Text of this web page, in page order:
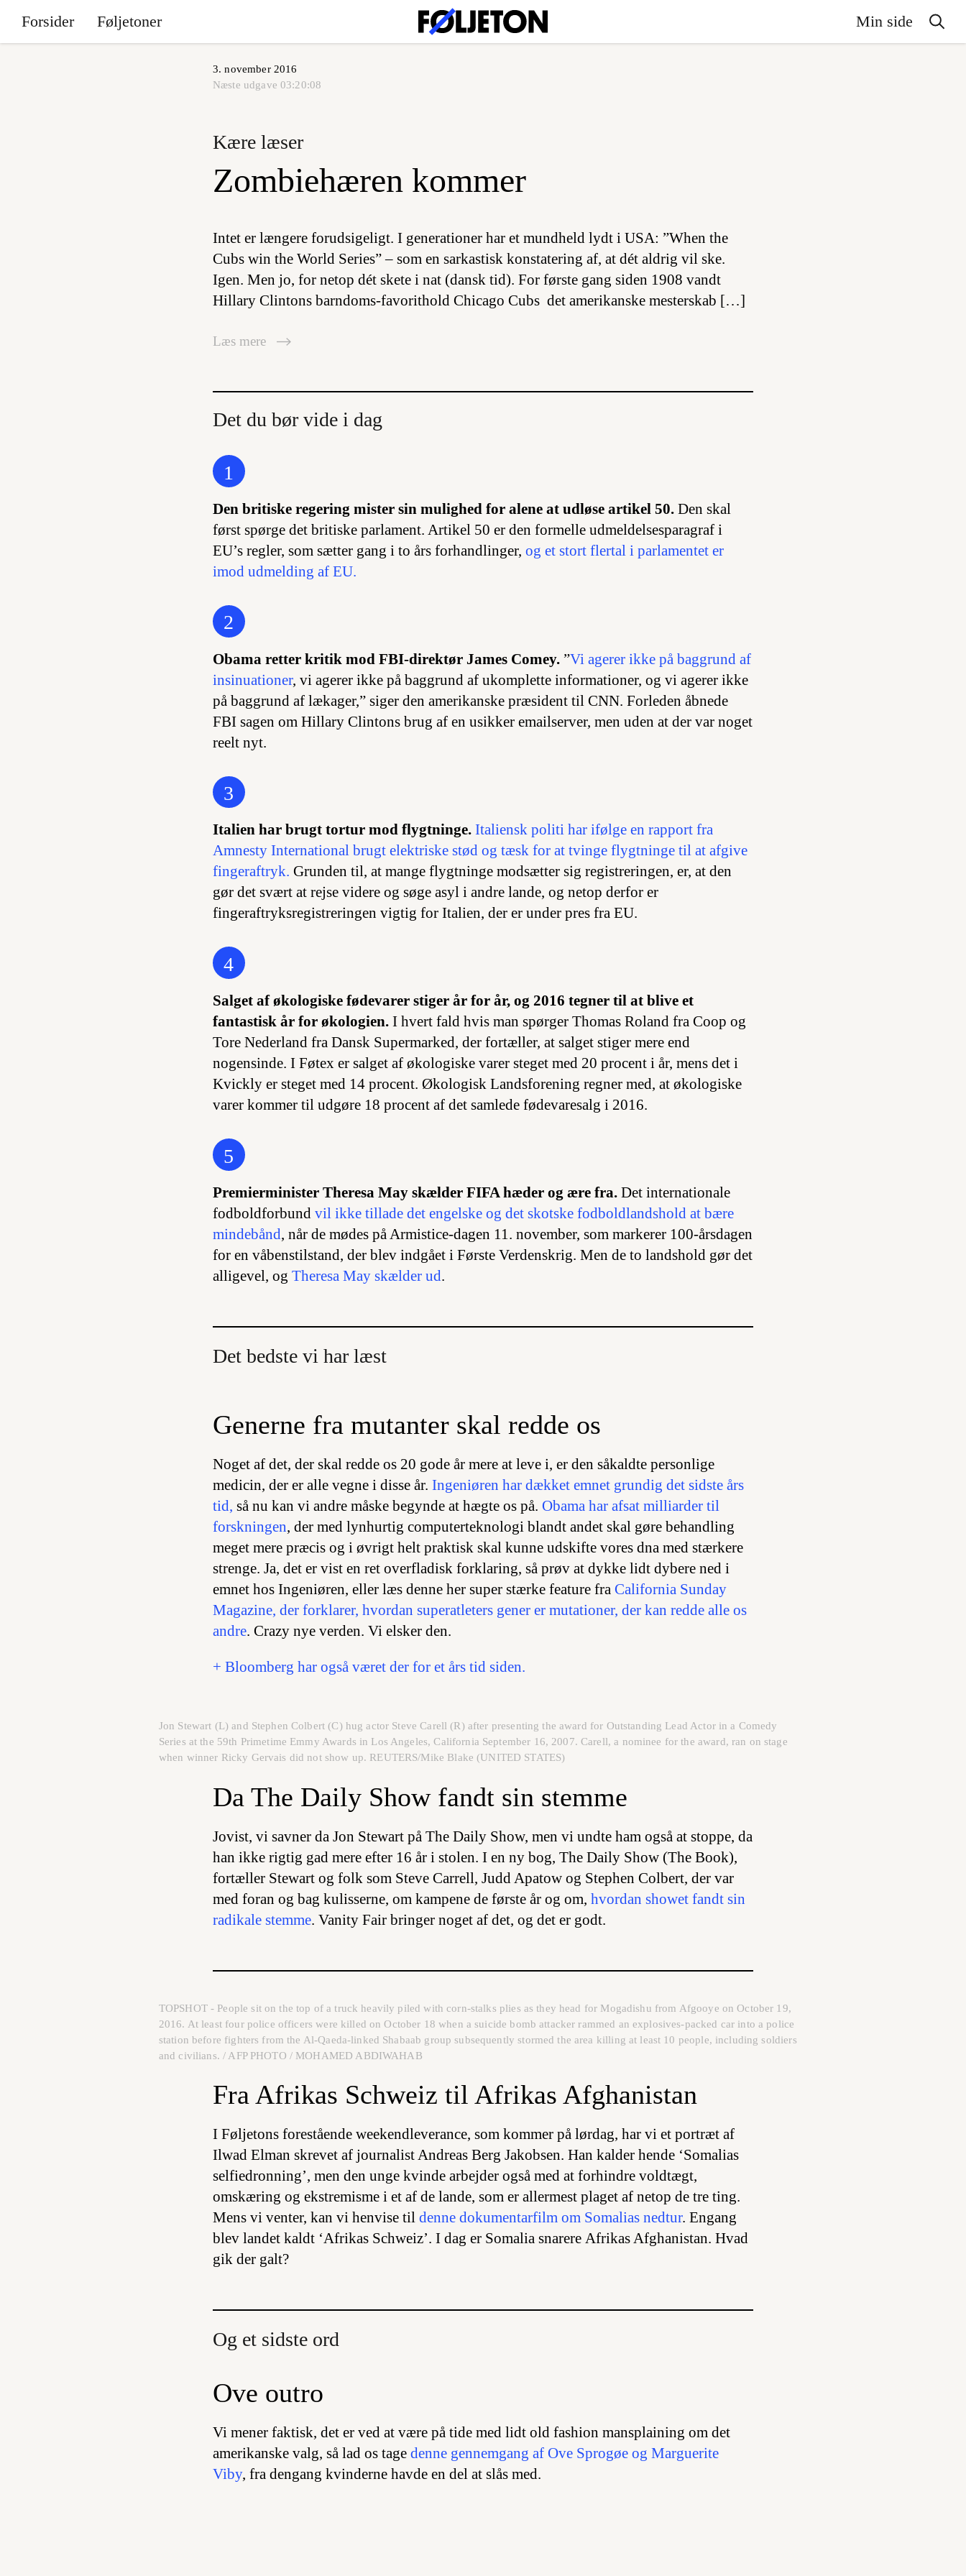
Forsider Føljetoner Min side
3. november 2016
Næste udgave 03:20:08
Kære læser
Zombiehæren kommer
Intet er længere forudsigeligt. I generationer har et mundheld lydt i USA: ”When the
Cubs win the World Series” – som en sarkastisk konstatering af, at dét aldrig vil ske.
Igen. Men jo, for netop dét skete i nat (dansk tid). For første gang siden 1908 vandt
Hillary Clintons barndoms-favorithold Chicago Cubs det amerikanske mesterskab […]
Læs mere
Det du bør vide i dag
1
Den britiske regering mister sin mulighed for alene at udløse artikel 50. Den skal
først spørge det britiske parlament. Artikel 50 er den formelle udmeldelsesparagraf i
EU’s regler, som sætter gang i to års forhandlinger, og et stort flertal i parlamentet er
imod udmelding af EU.
2
Obama retter kritik mod FBI-direktør James Comey. ”Vi agerer ikke på baggrund af
insinuationer, vi agerer ikke på baggrund af ukomplette informationer, og vi agerer ikke
på baggrund af lækager,” siger den amerikanske præsident til CNN. Forleden åbnede
FBI sagen om Hillary Clintons brug af en usikker emailserver, men uden at der var noget
reelt nyt.
3
Italien har brugt tortur mod flygtninge. Italiensk politi har ifølge en rapport fra
Amnesty International brugt elektriske stød og tæsk for at tvinge flygtninge til at afgive
fingeraftryk. Grunden til, at mange flygtninge modsætter sig registreringen, er, at den
gør det svært at rejse videre og søge asyl i andre lande, og netop derfor er
fingeraftryksregistreringen vigtig for Italien, der er under pres fra EU.
4
Salget af økologiske fødevarer stiger år for år, og 2016 tegner til at blive et
fantastisk år for økologien. I hvert fald hvis man spørger Thomas Roland fra Coop og
Tore Nederland fra Dansk Supermarked, der fortæller, at salget stiger mere end
nogensinde. I Føtex er salget af økologiske varer steget med 20 procent i år, mens det i
Kvickly er steget med 14 procent. Økologisk Landsforening regner med, at økologiske
varer kommer til udgøre 18 procent af det samlede fødevaresalg i 2016.
5
Premierminister Theresa May skælder FIFA hæder og ære fra. Det internationale
fodboldforbund vil ikke tillade det engelske og det skotske fodboldlandshold at bære
mindebånd, når de mødes på Armistice-dagen 11. november, som markerer 100-årsdagen
for en våbenstilstand, der blev indgået i Første Verdenskrig. Men de to landshold gør det
alligevel, og Theresa May skælder ud.
Det bedste vi har læst
Generne fra mutanter skal redde os
Noget af det, der skal redde os 20 gode år mere at leve i, er den såkaldte personlige
medicin, der er alle vegne i disse år. Ingeniøren har dækket emnet grundig det sidste års
tid, så nu kan vi andre måske begynde at hægte os på. Obama har afsat milliarder til
forskningen, der med lynhurtig computerteknologi blandt andet skal gøre behandling
meget mere præcis og i øvrigt helt praktisk skal kunne udskifte vores dna med stærkere
strenge. Ja, det er vist en ret overfladisk forklaring, så prøv at dykke lidt dybere ned i
emnet hos Ingeniøren, eller læs denne her super stærke feature fra California Sunday
Magazine, der forklarer, hvordan superatleters gener er mutationer, der kan redde alle os
andre. Crazy nye verden. Vi elsker den.
+ Bloomberg har også været der for et års tid siden.
Jon Stewart (L) and Stephen Colbert (C) hug actor Steve Carell (R) after presenting the award for Outstanding Lead Actor in a Comedy
Series at the 59th Primetime Emmy Awards in Los Angeles, California September 16, 2007. Carell, a nominee for the award, ran on stage
when winner Ricky Gervais did not show up. REUTERS/Mike Blake (UNITED STATES)
Da The Daily Show fandt sin stemme
Jovist, vi savner da Jon Stewart på The Daily Show, men vi undte ham også at stoppe, da
han ikke rigtig gad mere efter 16 år i stolen. I en ny bog, The Daily Show (The Book),
fortæller Stewart og folk som Steve Carrell, Judd Apatow og Stephen Colbert, der var
med foran og bag kulisserne, om kampene de første år og om, hvordan showet fandt sin
radikale stemme. Vanity Fair bringer noget af det, og det er godt.
TOPSHOT - People sit on the top of a truck heavily piled with corn-stalks plies as they head for Mogadishu from Afgooye on October 19,
2016. At least four police officers were killed on October 18 when a suicide bomb attacker rammed an explosives-packed car into a police
station before fighters from the Al-Qaeda-linked Shabaab group subsequently stormed the area killing at least 10 people, including soldiers
and civilians. / AFP PHOTO / MOHAMED ABDIWAHAB
Fra Afrikas Schweiz til Afrikas Afghanistan
I Føljetons forestående weekendleverance, som kommer på lørdag, har vi et portræt af
Ilwad Elman skrevet af journalist Andreas Berg Jakobsen. Han kalder hende ‘Somalias
selfiedronning’, men den unge kvinde arbejder også med at forhindre voldtægt,
omskæring og ekstremisme i et af de lande, som er allermest plaget af netop de tre ting.
Mens vi venter, kan vi henvise til denne dokumentarfilm om Somalias nedtur. Engang
blev landet kaldt ‘Afrikas Schweiz’. I dag er Somalia snarere Afrikas Afghanistan. Hvad
gik der galt?
Og et sidste ord
Ove outro
Vi mener faktisk, det er ved at være på tide med lidt old fashion mansplaining om det
amerikanske valg, så lad os tage denne gennemgang af Ove Sprogøe og Marguerite
Viby, fra dengang kvinderne havde en del at slås med.